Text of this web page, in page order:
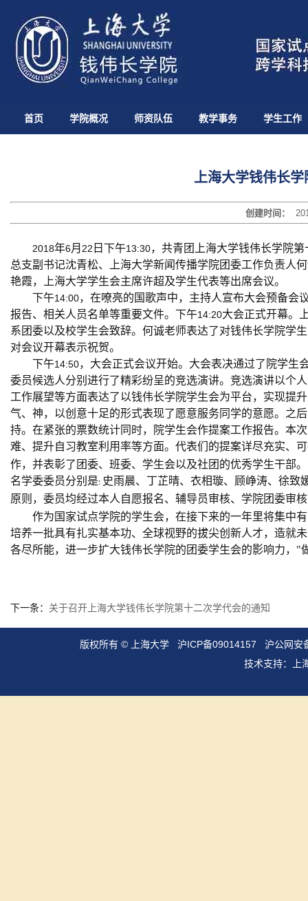
首页 学院概况 师资队伍 教学事务 学生工作
上海大学钱伟长
创建时间：
2018年6月 22 日下午13:30，共青团上海大学钱伟长学院
总支副书记沈青松、上海大学新闻传播学院团委工作负责人
艳霞，上海大学学生会主席许超及学生代表等出席会议。
下午14:00，在嘹亮的国歌声中，主持人宣布大会预备会
报告、相关人员名单等重要文件。下午14:20大会正式开幕。
系团委以及校学生会致辞。何诚老师表达了对钱伟长学院学
对会议开幕表示祝贺。
下午14:50，大会正式会议开始。大会表决通过了院学生
委员候选人分别进行了精彩纷呈的竞选演讲。竞选演讲以个
工作展望等方面表达了以钱伟长学院学生会为平台，实现提
气、神，以创意十足的形式表现了愿意服务同学的意愿。之
持。在紧张的票数统计同时，院学生会作提案工作报告。本
难、提升自习教室利用率等方面。代表们的提案详尽充实、
作，并表彰了团委、班委、学生会以及社团的优秀学生干部。
名学委委员分别是: 史雨晨、丁芷晴、衣相璇、顾峥涛、徐
原则，委员均经过本人自愿报名、辅导员审核、学院团委审
作为国家试点学院的学生会，在接下来的一年里将集中
培养一批具有扎实基本功、全球视野的拔尖创新人才，造就
各尽所能，进一步扩大钱伟长学院的团委学生会的影响力，"
下一条： 关于召开上海大学钱伟长学院第十二次学代会的通知
版权所有 ©上海大学 沪ICP备09014157
沪公网安
技术支持：